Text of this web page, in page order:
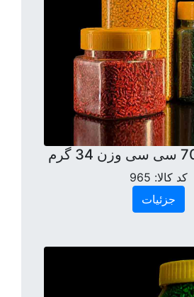
کد کالا: 965
جزئیات